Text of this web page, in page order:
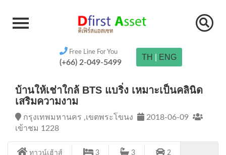
Free Line For You
(+66) 2-049-5499
TH ENG
บ้านให้เช่าใกล้ BTS แบริ่ง เหมาะเป็นคลินิด
เสริมความงาม
กรุงเทพมหานคร ,เขตพระโขนง
2018-06-09
เข้าชม 1228
ทาวน์เฮ้าส์ 3 3 2